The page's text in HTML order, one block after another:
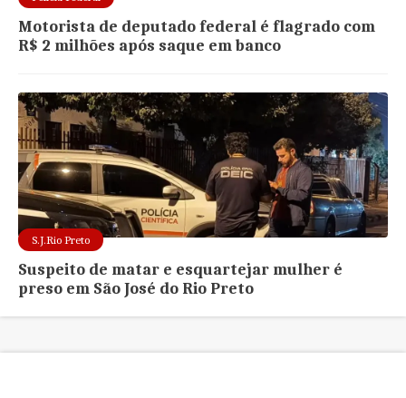
Motorista de deputado federal é flagrado com
R$ 2 milhões após saque em banco
S.J.Rio Preto
Suspeito de matar e esquartejar mulher é
preso em São José do Rio Preto